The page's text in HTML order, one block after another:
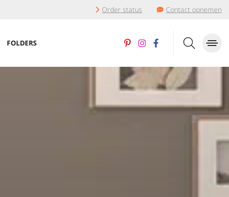
Order status Contact opnemen
FOLDERS